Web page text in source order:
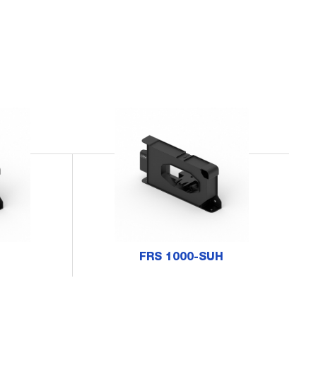
FRS 1000-SUH